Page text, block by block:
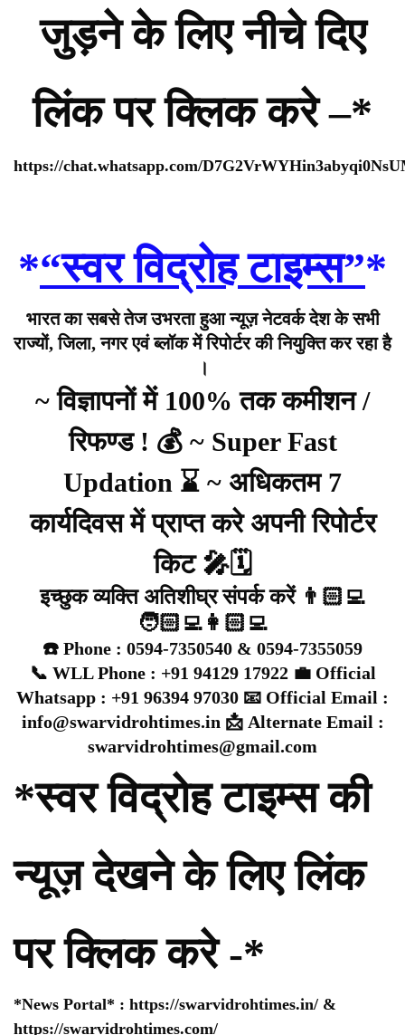
जुड़ने के लिए नीचे दिए
लिंक पर क्लिक करे –*
https://chat.whatsapp.com/
*“स्वर विद्रोह टाइम्स”*
भारत का सबसे तेज उभरता हुआ न्यूज़ नेटवर्क देश के सभी
राज्यों, जिला, नगर एवं ब्लॉक में रिपोर्टर की नियुक्ति कर रहा है
।
~ विज्ञापनों में 100% तक कमीशन /
रिफण्ड ! 💰 ~ Super Fast
Updation ⌛ ~ अधिकतम 7
कार्यदिवस में प्राप्त करे अपनी रिपोर्टर
किट 🎤🗓️
इच्छुक व्यक्ति अतिशीघ्र संपर्क करें 👨🏻‍💻
🧑🏻‍💻👩🏻‍💻
☎️ Phone : 0594-7350540 & 0594-7355059
📞 WLL Phone : +91 94129 17922 💼 Official
Whatsapp : +91 96394 97030 📧 Official Email :
info@swarvidrohtimes.in 📩 Alternate Email :
swarvidrohtimes@gmail.com
*स्वर विद्रोह टाइम्स की
न्यूज़ देखने के लिए लिंक
पर क्लिक करे -*
*News Portal* : https://swarvidrohtimes.in/ &
https://swarvidrohtimes.com/